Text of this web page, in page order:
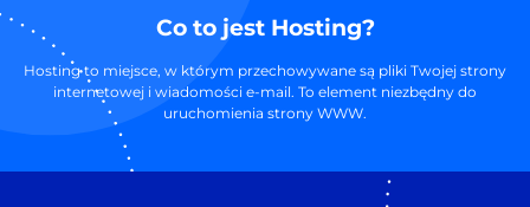
Co to jest Hosting?
Hosting to miejsce, w którym przechowywane są pliki Twojej strony
internetowej i wiadomości e-mail. To element niezbędny do
uruchomienia strony WWW.